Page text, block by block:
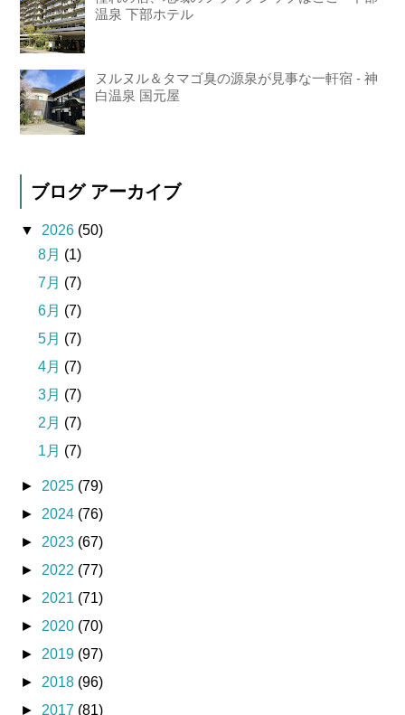
温泉 下部ホテル
ヌルヌル＆タマゴ臭の源泉が見事な一軒宿 - 神
白温泉 国元屋
ブログ アーカイブ
▼ 2026 (50)
8月 (1)
7月 (7)
6月 (7)
5月 (7)
4月 (7)
3月 (7)
2月 (7)
1月 (7)
► 2025 (79)
► 2024 (76)
► 2023 (67)
► 2022 (77)
► 2021 (71)
► 2020 (70)
► 2019 (97)
► 2018 (96)
► 2017 (81)